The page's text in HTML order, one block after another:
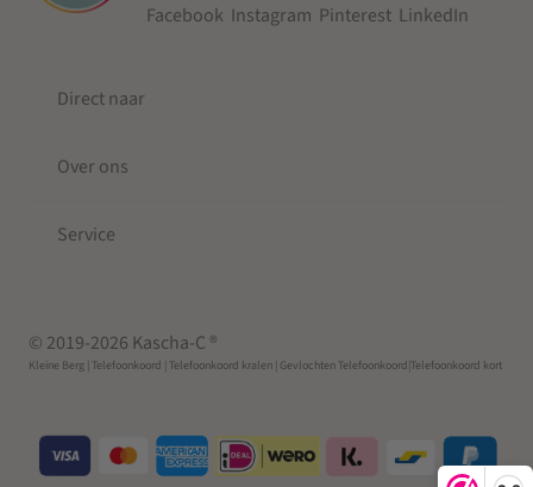
Facebook Instagram Pinterest LinkedIn
Direct naar
Over ons
Service
© 2019-2026 Kascha-C ®
Kleine Berg | Telefoonkoord | Telefoonkoord kralen | Gevlochten Telefoonkoord |Telefoonkoord kort